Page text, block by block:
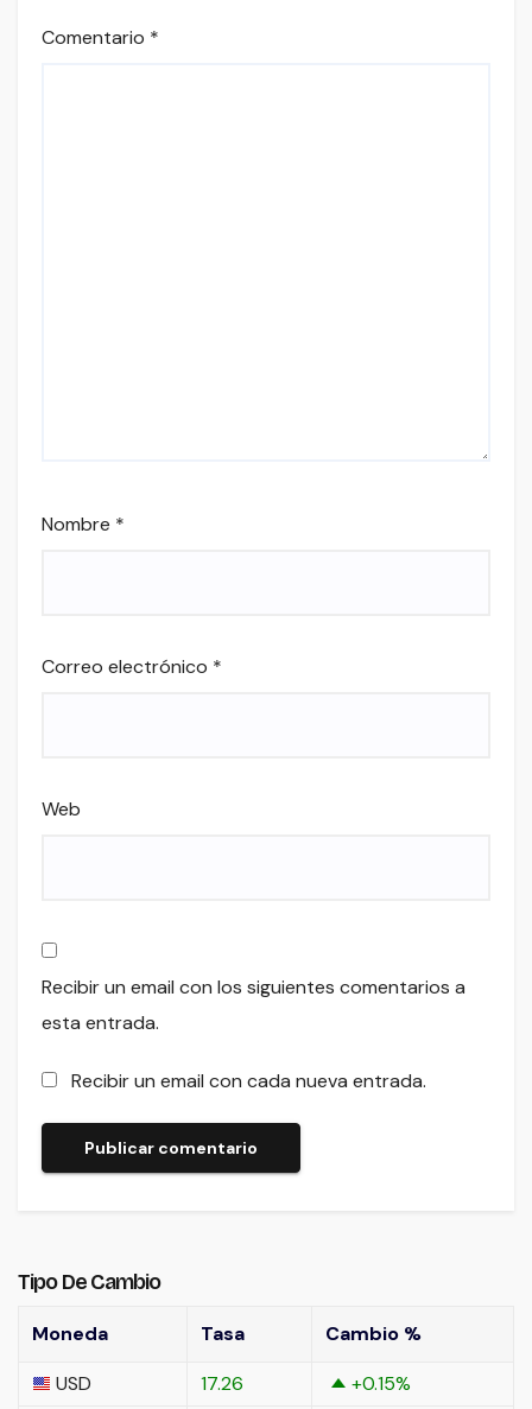
Comentario *
Nombre *
Correo electrónico *
Web
Recibir un email con los siguientes comentarios a
esta entrada.
Recibir un email con cada nueva entrada.
Tipo De Cambio
Moneda Tasa
Cambio %
USD
17.26 +0.15%